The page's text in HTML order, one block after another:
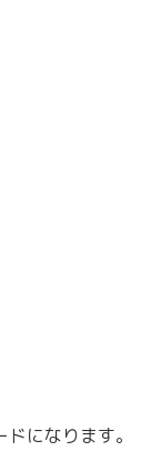
になります。